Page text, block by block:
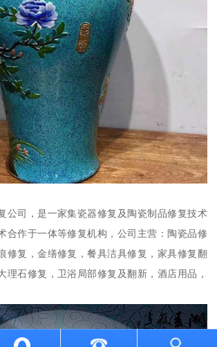
公司，是一家集瓷器修复及陶瓷制品修复技术
合作于一体等修复机构，公司主营：陶瓷品修
修复，金缮修复，餐具洁具修复，家具修复翻
理石修复，卫浴局部修复及翻新，酒店用品，